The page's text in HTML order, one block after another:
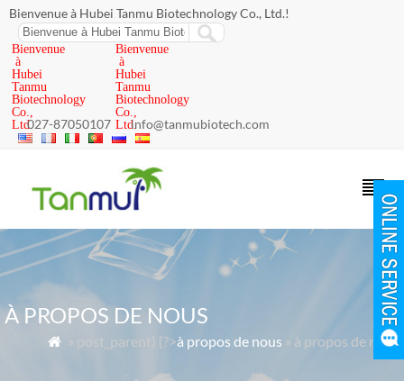
Bienvenue à Hubei Tanmu Biotechnology Co., Ltd.!
Bienvenue
à
Hubei
Tanmu
Biotechnology
Co.,
Ltd.027-87050107
Bienvenue
à
Hubei
Tanmu
Biotechnology
Co.,
Ltd.info@tanmubiotech.com
À PROPOS DE NOUS
 » post_parent) {?>à propos de nous » à propos de nous